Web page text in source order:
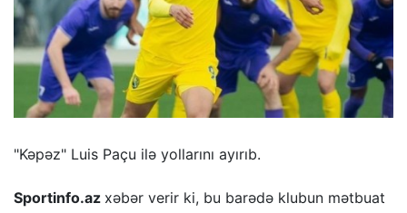
"Kəpəz" Luis Paçu ilə yollarını ayırıb.
Sportinfo.az xəbər verir ki, bu barədə klubun mətbuat